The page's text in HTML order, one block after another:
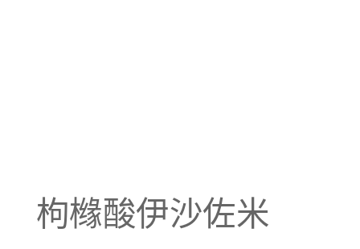
枸橼酸伊沙佐米